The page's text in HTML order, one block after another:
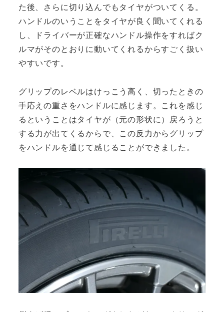
た後、さらに切り込んでもタイヤがついてくる。
ハンドルのいうことをタイヤが良く聞いてくれる
し、ドライバーが正確なハンドル操作をすればク
ルマがそのとおりに動いてくれるからすごく扱い
やすいです。
グリップのレベルはけっこう高く、切ったときの
手応えの重さをハンドルに感じます。これを感じ
るということはタイヤが（元の形状に）戻ろうと
する力が出てくるからで、この反力からグリップ
をハンドルを通じて感じることができました。